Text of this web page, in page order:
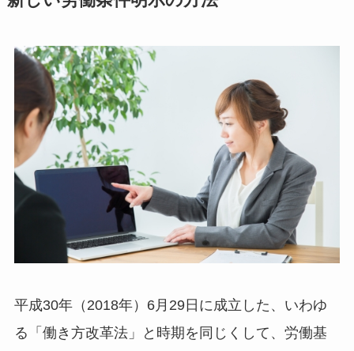
平成30年（2018年）6月29日に成立した、いわゆ
る「働き方改革法」と時期を同じくして、労働基